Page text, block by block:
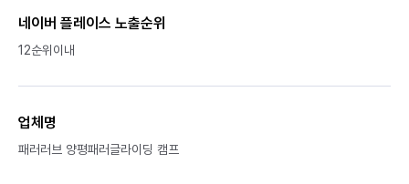
네이버 플레이스 노출순위
12순위이내
업체명
패러러브 양평패러글라이딩 캠프